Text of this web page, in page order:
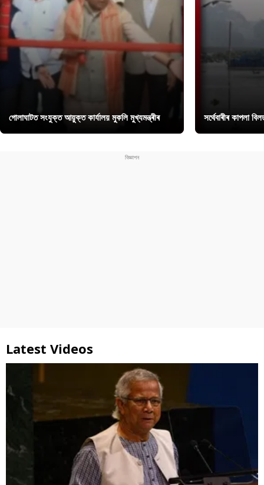
গোলাঘাটত সংযুক্ত আয়ুক্ত কাৰ্যালয় মুকলি মুখ্যমন্ত্ৰীৰ সৰ্থেবাৰীৰ কাপলা
Latest Videos